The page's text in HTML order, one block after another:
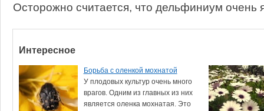
Осторожно считается, что дельфиниум очень
Интересное
Борьба с оленкой мохнатой
У плодовых культур очень много
врагов. Одним из главных из них
является оленка мохнатая. Это